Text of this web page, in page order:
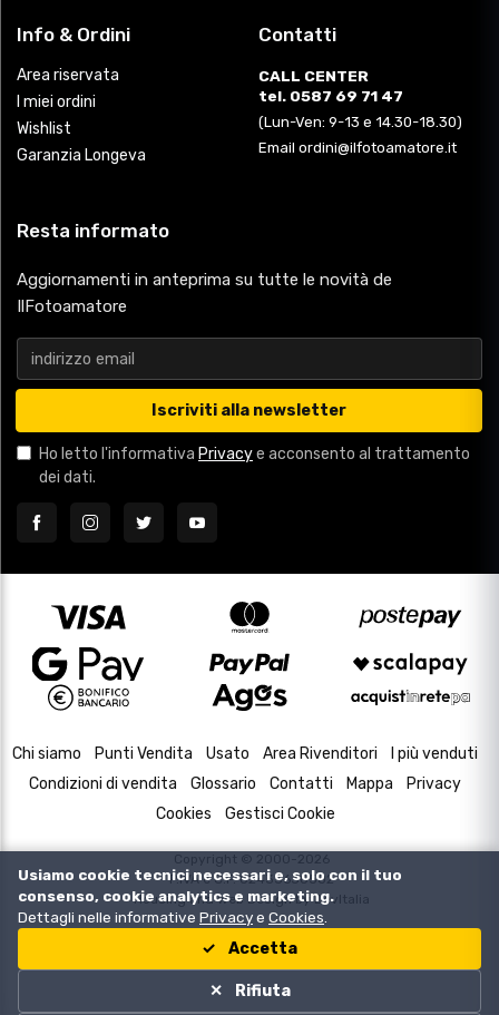
Info & Ordini
Area riservata
I miei ordini
Wishlist
Garanzia Longeva
Contatti
CALL CENTER
tel. 0587 69 71 47
(Lun-Ven: 9-13 e 14.30-18.30)
Email ordini@ilfotoamatore.it
Resta informato
Aggiornamenti in anteprima su tutte le novità de
IlFotoamatore
Iscriviti alla newsletter
Ho letto l'informativa Privacye acconsento al trattamento
dei dati.
Chi siamo Punti Vendita Usato Area Rivenditori
I più venduti
Condizioni di vendita
Glossario Contatti Mappa
Privacy
Cookies
Gestisci Cookie
Copyright © 2000-2026
P.IVA e C.F. 02433630502
Housing and Web Design byDevItalia
Usiamo cookie tecnici necessari e, solo con il tuo
consenso, cookie analytics e marketing.
Dettagli nelle informative Privacye Cookies
Accetta
Rifiuta